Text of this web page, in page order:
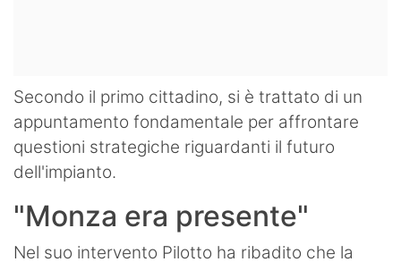
Secondo il primo cittadino, si è trattato di un
appuntamento fondamentale per affrontare
questioni strategiche riguardanti il futuro
dell'impianto.
"Monza era presente"
Nel suo intervento Pilotto ha ribadito che la